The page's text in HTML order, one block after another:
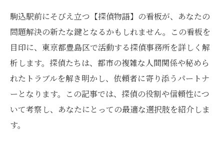
駒込駅前にそびえ立つ【探偵物語】の看板が、あなたの
問題解決の新たな鍵となるかもしれません。この看板を
目印に、東京都豊島区で活動する探偵事務所を詳しく解
析します。探偵たちは、都市の複雑な人間関係や秘めら
れたトラブルを解き明かし、依頼者に寄り添うパートナ
ーとなります。この記事では、探偵の役割や信頼性につ
いて考察し、あなたにとっての最適な選択肢を紹介しま
す。